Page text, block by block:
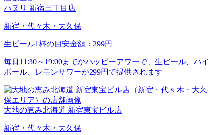
ハヌリ 新宿三丁目店
新宿・代々木・大久保
生ビール1杯の目安金額：299円
毎日11:30～19:00までがハッピーアワーで、生ビール、ハイ
ボール、レモンサワーが299円で提供されます
大地の恵み北海道 新宿東宝ビル店
新宿・代々木・大久保